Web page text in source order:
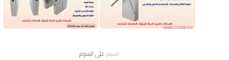
السعر على السوم